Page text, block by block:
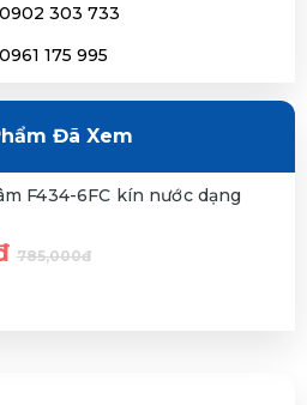
303 733
175 995
Đã Xem
F434-6FC kín nước dạng
785,000đ